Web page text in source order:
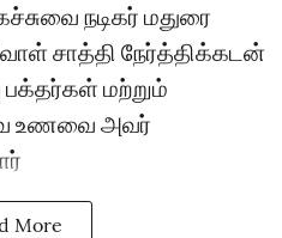
நடிகர் மதுரை
சாத்தி நேர்த்திக்கடன்
மற்றும்
உணவை அவர்
More